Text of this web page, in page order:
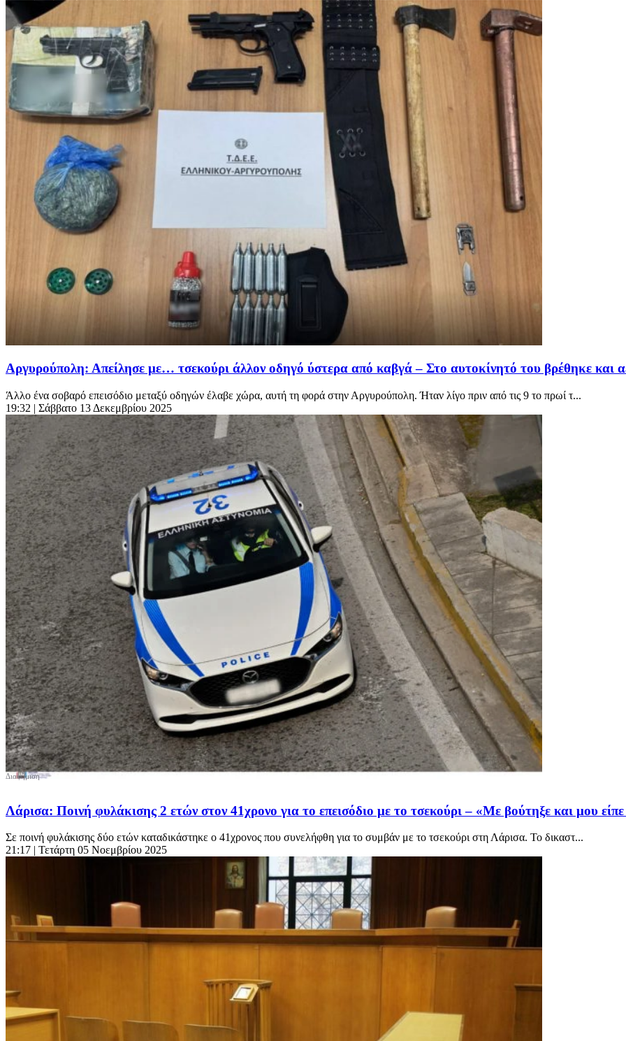
Αργυρούπολη: Απείλησε με… τσεκούρι άλλον οδηγό ύστερα από καβγά – Στο αυτοκίνητό του βρέθηκε και
Άλλο ένα σοβαρό επεισόδιο μεταξύ οδηγών έλαβε χώρα, αυτή τη φορά στην Αργυρούπολη. Ήταν λίγο πριν από τις 9 το πρωί τ...
19:32 | Σάββατο 13 Δεκεμβρίου 2025
Λάρισα: Ποινή φυλάκισης 2 ετών στον 41χρονο για το επεισόδιο με το τσεκούρι – «Με βούτηξε και μου
Σε ποινή φυλάκισης δύο ετών καταδικάστηκε ο 41χρονος που συνελήφθη για το συμβάν με το τσεκούρι στη Λάρισα. Το δικαστ...
21:17 | Τετάρτη 05 Νοεμβρίου 2025